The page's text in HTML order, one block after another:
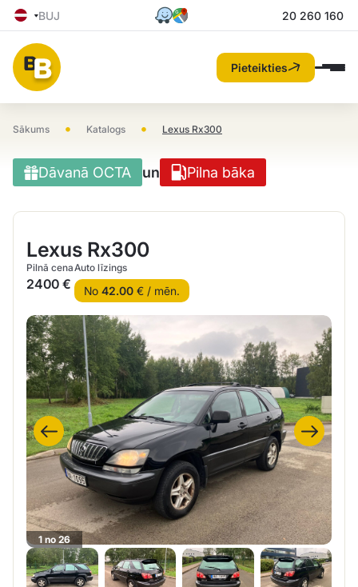
BUJ 20 260 160
Pieteikties
Sākums • Katalogs • Lexus Rx300
Dāvanā OCTA un Pilna bāka
Lexus Rx300
Pilnā cena
2400 €
Auto līzings
No 42.00€ / mēn.
1 no 26